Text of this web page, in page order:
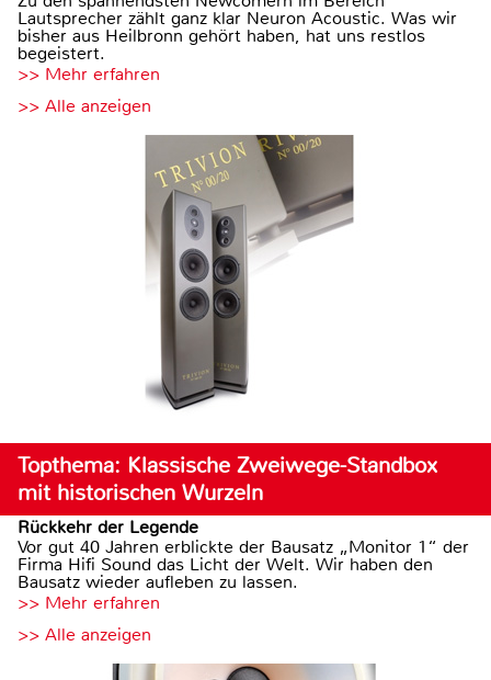
Lautsprecher zählt ganz klar Neuron Acoustic. Was wir
bisher aus Heilbronn gehört haben, hat uns restlos
begeistert.
>> Mehr erfahren
>> Alle anzeigen
Topthema: Klassische Zweiwege-Standbox
mit historischen Wurzeln
Rückkehr der Legende
Vor gut 40 Jahren erblickte der Bausatz „Monitor 1“ der
Firma Hifi Sound das Licht der Welt. Wir haben den
Bausatz wieder aufleben zu lassen.
>> Mehr erfahren
>> Alle anzeigen